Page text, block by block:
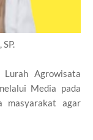
Agrowisata
Media pada
masyarakat agar